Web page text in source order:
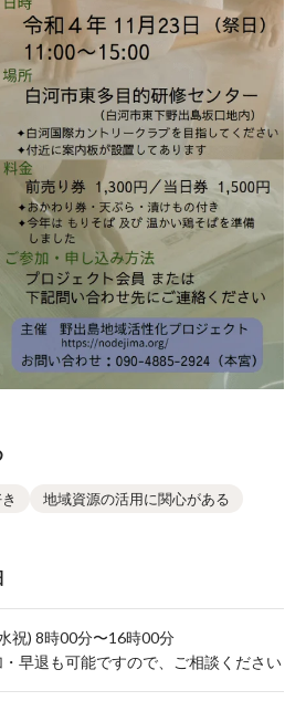
地域資源の活用に関心がある
祝) 8時00分〜16時00分
早退も可能ですので、ご相談ください